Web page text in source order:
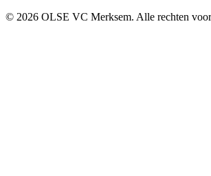
© 2026 OLSE VC Merksem. Alle rechten